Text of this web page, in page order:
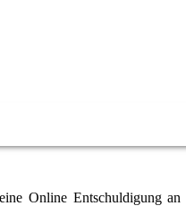
Online Entschuldigung